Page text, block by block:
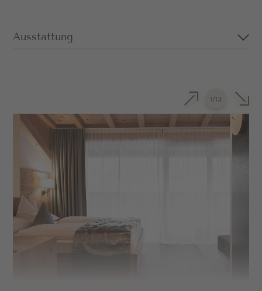
Ausstattung
Schlafmöglichkeit genutzt werden)
Balkon mit Blick nach Norden
Badezimmer mit Dusche, separatem WC,
Föhn und Kosmetikspiegel
Sat-TV und Safe
Minibar auf Wunsch
1 /13